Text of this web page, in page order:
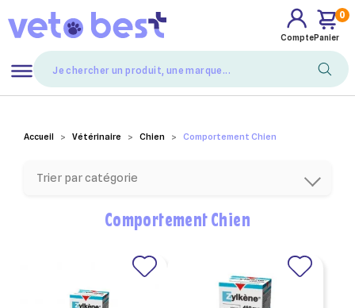
Compte
0
Panier
Accueil Vétérinaire Chien Comportement Chien
Trier par catégorie
Comportement Chien